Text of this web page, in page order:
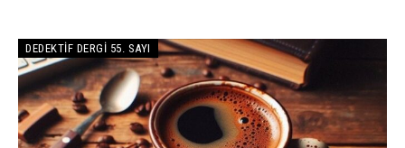
DEDEKTIF DERGI 55. SAYI